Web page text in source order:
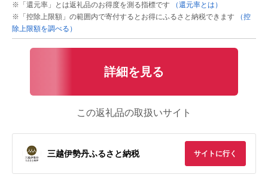
※「還元率」とは返礼品のお得度を測る指標です
（還元率とは）
※「控除上限額」の範囲内で寄付するとお得にふるさと納税できます
（控
除上限額を調べる）
詳細を見る
この返礼品の取扱いサイト
三越伊勢丹ふるさと納税 サイトに行く